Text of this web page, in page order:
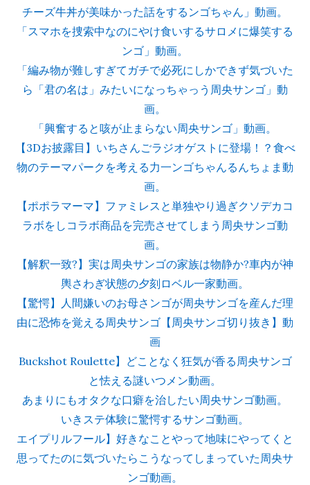
チーズ牛丼が美味かった話をするンゴちゃん」動画。
「スマホを捜索中なのにやけ食いするサロメに爆笑する
ンゴ」動画。
「編み物が難しすぎてガチで必死にしかできず気づいた
ら「君の名は」みたいになっちゃっう周央サンゴ」動
画。
「興奮すると咳が止まらない周央サンゴ」動画。
【3Dお披露目】いちさんごラジオゲストに登場！？食べ
物のテーマパークを考える力一ンゴちゃんるんちょま動
画。
【ポポラマーマ】ファミレスと単独やり過ぎクソデカコ
ラボをしコラボ商品を完売させてしまう周央サンゴ動
画。
【解釈一致?】実は周央サンゴの家族は物静か?車内が神
輿さわぎ状態の夕刻ロベル一家動画。
【驚愕】人間嫌いのお母さンゴが周央サンゴを産んだ理
由に恐怖を覚える周央サンゴ【周央サンゴ切り抜き】動
画
Buckshot Roulette】どことなく狂気が香る周央サンゴ
と怯える謎いつメン動画。
あまりにもオタクな口癖を治したい周央サンゴ動画。
いきステ体験に驚愕するサンゴ動画。
エイプリルフール】好きなことやって地味にやってくと
思ってたのに気づいたらこうなってしまっていた周央サ
ンゴ動画。